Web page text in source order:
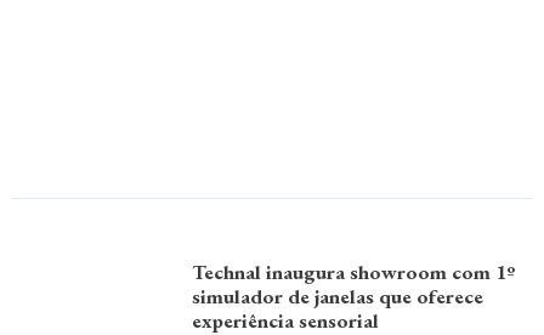
Technal inaugura showroom com 1º
simulador de janelas que oferece
experiência sensorial